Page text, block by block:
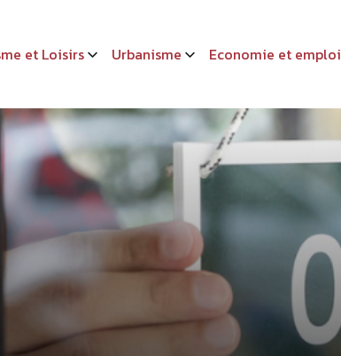
et Loisirs Urbanisme Economie et emploi